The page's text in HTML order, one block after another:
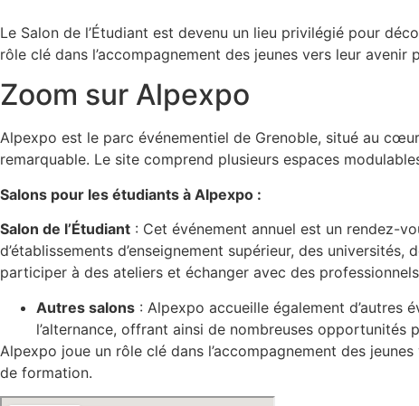
Le Salon de l’Étudiant est devenu un lieu privilégié pour
rôle clé dans l’accompagnement des jeunes vers leur avenir
Zoom sur Alpexpo
Alpexpo est le parc événementiel de Grenoble, situé au
remarquable. Le site comprend plusieurs espaces
Salons pour les étudiants à Alpexpo :
Salon de l’Étudiant : Cet événement annuel est un rendez-
d’établissements d’enseignement supérieur, des
participer à des ateliers et échanger avec des
Autres salons : Alpexpo accueille également d’autres
l’alternance, offrant ainsi de nombreuses
Alpexpo joue un rôle clé dans l’accompagnement des
de formation.